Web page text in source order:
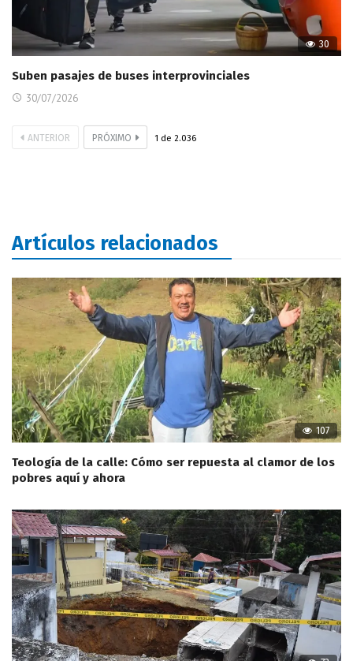
30
Suben pasajes de buses interprovinciales
30/07/2026
ANTERIOR PRÓXIMO 1 de 2.036
Artículos relacionados
107
Teología de la calle: Cómo ser repuesta al clamor de los
pobres aquí y ahora